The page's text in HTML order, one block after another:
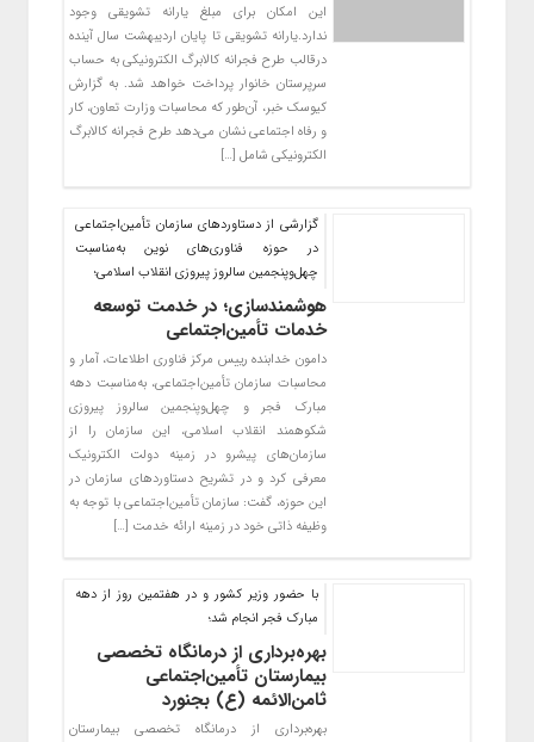
این امکان برای مبلغ یارانه تشویقی وجود
ندارد.یارانه تشویقی تا پایان اردیبهشت سال آینده
درقالب طرح فجرانه کالابرگ الکترونیکی به حساب
سرپرستان خانوار پرداخت خواهد شد. به گزارش
کیوسک خبر، آن‌طور که محاسبات وزارت تعاون، کار
و رفاه اجتماعی نشان می‌دهد طرح فجرانه کالابرگ
الکترونیکی شامل […]
گزارشی از دستاوردهای سازمان تأمین‌اجتماعی
در حوزه فناوری‌های نوین به‌مناسبت
چهل‌وپنجمین سالروز پیروزی انقلاب اسلامی؛
هوشمندسازی؛ در خدمت توسعه
خدمات تأمین‌اجتماعی
دامون خدابنده رییس مرکز فناوری اطلاعات، آمار و
محاسبات سازمان تأمین‌اجتماعی، به‌مناسبت دهه
مبارک فجر و چهل‌و‌پنجمین سالروز پیروزی
شکوهمند انقلاب اسلامی، این سازمان را از
سازمان‌های پیشرو در زمینه دولت الکترونیک
معرفی کرد و در تشریح دستاوردهای سازمان در
این حوزه، گفت: سازمان تأمین‌اجتماعی با توجه به
وظیفه ذاتی خود در زمینه ارائه خدمت […]
با حضور وزیر کشور و در هفتمین روز از دهه
مبارک فجر انجام شد؛
بهره‌برداری از درمانگاه تخصصی
بیمارستان تأمین‌اجتماعی
ثامن‌الائمه (ع) بجنورد
بهره‌برداری از درمانگاه تخصصی بیمارستان